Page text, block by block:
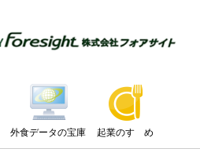
外食データの宝庫 起業のすゝめ